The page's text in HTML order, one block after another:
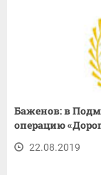
Баженов: в
операцию
22.08.2019